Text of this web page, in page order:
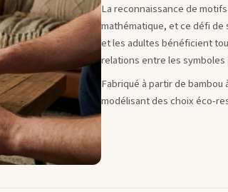
La reconnaissance de
mathématique, et ce défi
et les adultes bénéficient
relations entre les
Fabriqué à partir de
modélisant des choix éco-